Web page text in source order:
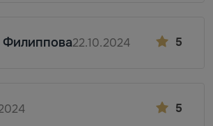
5
Филиппова22.10.2024
5